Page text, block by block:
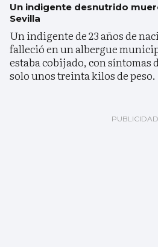
Un indigente desnutrido
Sevilla
Un indigente de 23 años de
falleció en un albergue
estaba cobijado, con síntomas
solo unos treinta kilos de peso.